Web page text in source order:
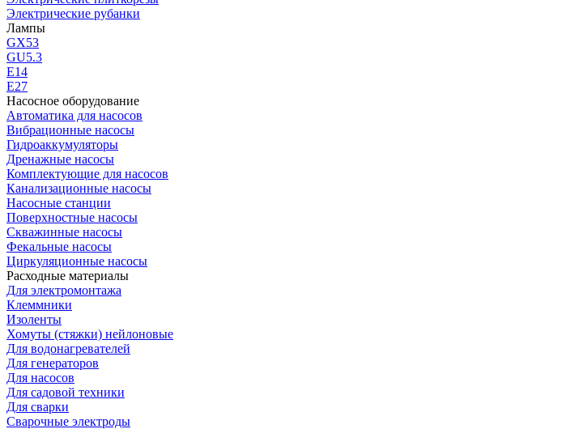
Электрические рубанки
Лампы
GX53
GU5.3
Е14
Е27
Насосное оборудование
Автоматика для насосов
Вибрационные насосы
Гидроаккумуляторы
Дренажные насосы
Комплектующие для насосов
Канализационные насосы
Насосные станции
Поверхностные насосы
Скважинные насосы
Фекальные насосы
Циркуляционные насосы
Расходные материалы
Для электромонтажа
Клеммники
Изоленты
Хомуты (стяжки) нейлоновые
Для водонагревателей
Для генераторов
Для насосов
Для садовой техники
Для сварки
Сварочные электроды